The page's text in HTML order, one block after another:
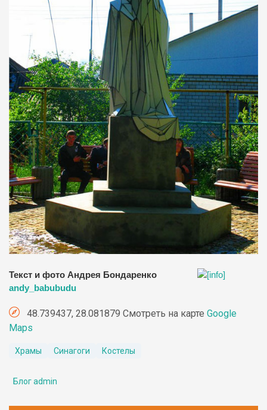
Текст и фото Андрея Бондаренко
andy_babubudu
48.739437, 28.081879 Смотреть на карте Google
Maps
Храмы Синагоги Костелы
Блог admin